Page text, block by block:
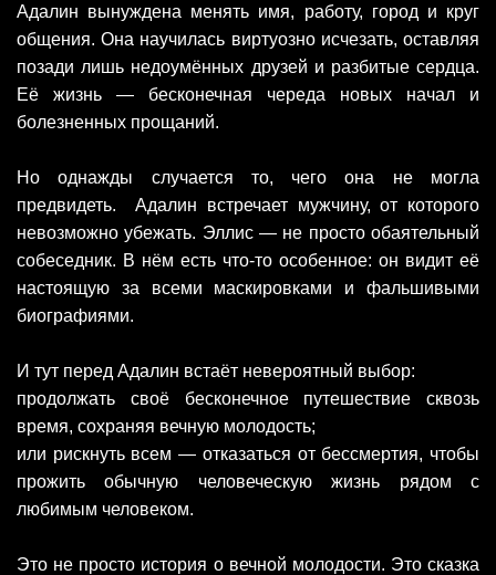
Адалин вынуждена менять имя, работу, город и круг
общения. Она научилась виртуозно исчезать, оставляя
позади лишь недоумённых друзей и разбитые сердца.
Её жизнь — бесконечная череда новых начал и
болезненных прощаний.
Но однажды случается то, чего она не могла
предвидеть. Адалин встречает мужчину, от которого
невозможно убежать. Эллис — не просто обаятельный
собеседник. В нём есть что‑то особенное: он видит её
настоящую за всеми маскировками и фальшивыми
биографиями.
И тут перед Адалин встаёт невероятный выбор:
продолжать своё бесконечное путешествие сквозь
время, сохраняя вечную молодость;
или рискнуть всем — отказаться от бессмертия, чтобы
прожить обычную человеческую жизнь рядом с
любимым человеком.
Это не просто история о вечной молодости. Это сказка